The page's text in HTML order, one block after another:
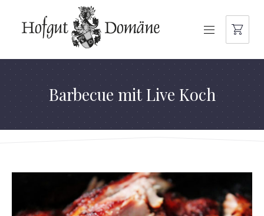
NAVIGATION
Barbecue mit Live Koch